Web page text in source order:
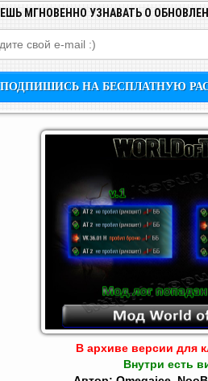
МГНОВЕННО УЗНАВАТЬ О
В архиве версии для
Внутри есть